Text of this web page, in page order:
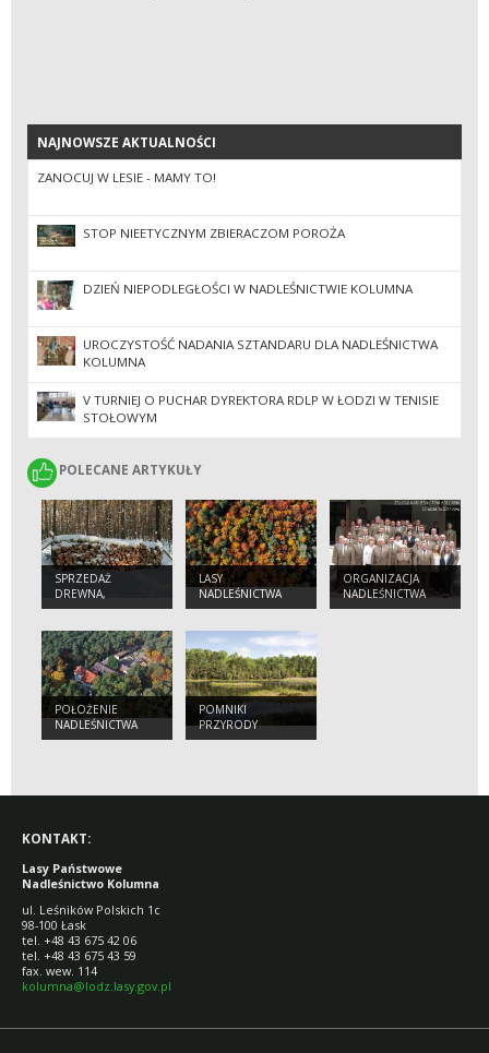
NAJNOWSZE AKTUALNOŚCI
NAJNOWSZE AKTUALNOŚCI
ZANOCUJ W LESIE - MAMY TO!
STOP NIEETYCZNYM ZBIERACZOM POROŻA
DZIEŃ NIEPODLEGŁOŚCI W NADLEŚNICTWIE KOLUMNA
UROCZYSTOŚĆ NADANIA SZTANDARU DLA NADLEŚNICTWA
KOLUMNA
V TURNIEJ O PUCHAR DYREKTORA RDLP W ŁODZI W TENISIE
STOŁOWYM
POLECANE ARTYKUŁY
POLECANE ARTYKUŁY
SPRZEDAŻ
DREWNA,
CHOINEK I
LASY
NADLEŚNICTWA
ORGANIZACJA
NADLEŚNICTWA
KOLUMNA
POŁOŻENIE
NADLEŚNICTWA
KOLUMNA
POMNIKI
PRZYRODY
KONTAKT:
Lasy Państwowe
Nadleśnictwo Kolumna
ul. Leśników Polskich 1c
98-100 Łask
tel. +48 43 675 42 06
tel. +48 43 675 43 59
fax. wew. 114
kolumna@lodz.lasy.gov.pl